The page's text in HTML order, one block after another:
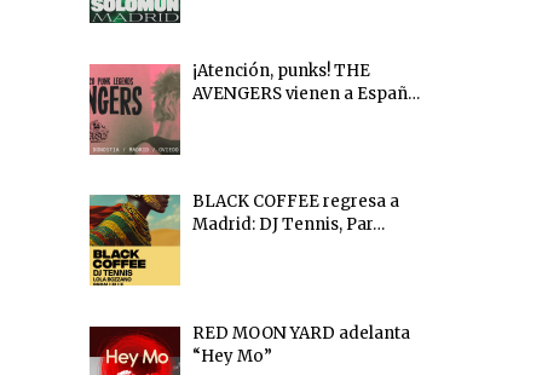
¡Atención, punks! THE
AVENGERS vienen a Españ…
BLACK COFFEE regresa a
Madrid: DJ Tennis, Par…
RED MOON YARD adelanta
“Hey Mo”